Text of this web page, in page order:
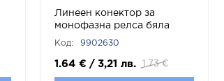
Линеен конектор за
монофазна релса бяла
APT1 Бяло 9902630 VITO
Код: 9902630
1.64 € / 3,21 лв. 1.73 €